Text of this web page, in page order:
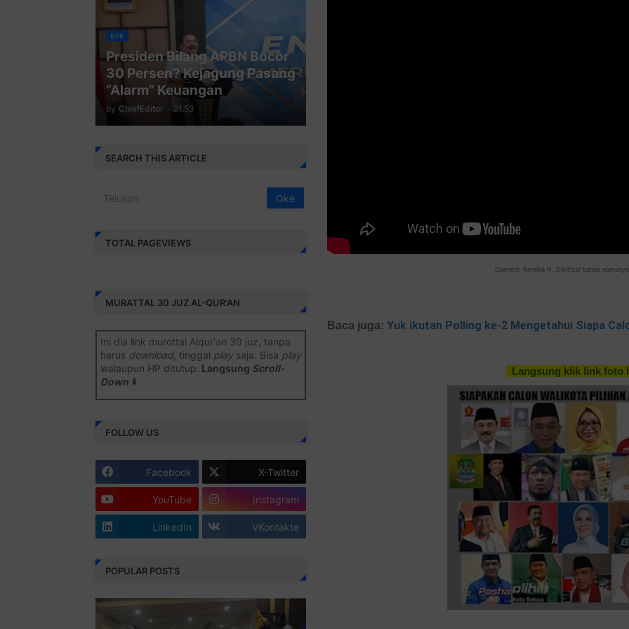
Openmic Komika H. DikRizal bahas
Baca juga: Yuk ikutan Polling ke-2 Mengetahui Siapa
Langsung klik link foto
BPK
Presiden Bilang APBN Bocor
30 Persen? Kejagung Pasang
“Alarm” Keuangan
by ChiefEditor - 21.53
SEARCH THIS ARTICLE
TOTAL PAGEVIEWS
MURATTAL 30 JUZ AL-QUR'AN
Ini dia link murottal Alqur'an 30 juz, tanpa
harus download, tinggal playsaja. Bisa play
walaupun HP ditutup. Langsung Scroll-
Down⬇️
Juz 1 ⇨http://j.mp/2b8SiNO
Juz 2 ⇨http://j.mp/2b8RJmQ
Juz 3 ⇨http://j.mp/2bFSrtF
Juz 4 ⇨http://j.mp/2b8SXi3
Juz 5 ⇨http://j.mp/2b8RZm3
Juz 6 ⇨http://j.mp/28MBohs
Juz 7 ⇨http://j.mp/2bFRIZC
http://j.mp/2bufF7o
FOLLOW US
Facebook X-Twitter
YouTube Instagram
LinkedIn VKontakte
POPULAR POSTS